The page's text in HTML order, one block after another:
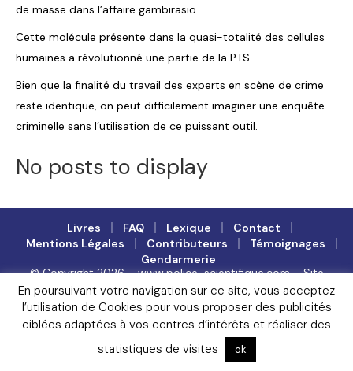
de masse dans l’affaire gambirasio.
Cette molécule présente dans la quasi-totalité des cellules
humaines a révolutionné une partie de la PTS.
Bien que la finalité du travail des experts en scène de crime
reste identique, on peut difficilement imaginer une enquête
criminelle sans l’utilisation de ce puissant outil.
No posts to display
Livres FAQ Lexique
Contact
Mentions Légales
Contributeurs
Témoignages
Gendarmerie
© Copyright 2026 – www.police-scientifique.com – Site
indépendant de référence sur la police scientifique, en ligne
depuis 2011 – Tous droits réservés
En poursuivant votre navigation sur ce site, vous acceptez
l’utilisation de Cookies pour vous proposer des publicités
ciblées adaptées à vos centres d’intérêts et réaliser des
statistiques de visites
ok